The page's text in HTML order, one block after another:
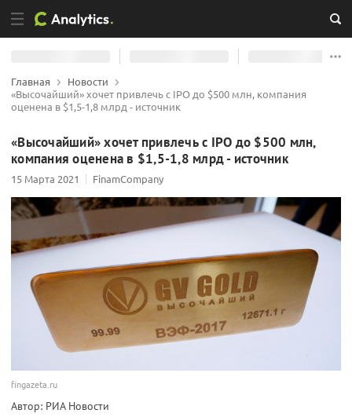
Главная
Новости
«Высочайший» хочет привлечь с IPO до $500 млн, компания
оценена в $1,5-1,8 млрд - источник
«Высочайший» хочет привлечь с IPO до $500 млн,
компания оценена в $1,5-1,8 млрд - источник
15 Марта 2021 FinamCompany
fingazeta.ru
Автор: РИА Новости